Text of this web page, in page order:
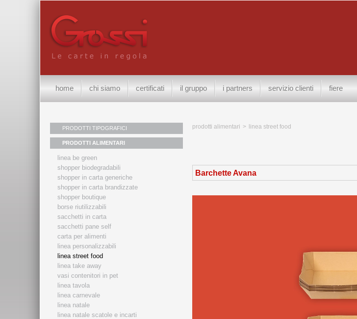
home chi siamo certificati il gruppo i partners servizio clienti fiere
PRODOTTI TIPOGRAFICI
PRODOTTI ALIMENTARI
linea be green
shopper biodegradabili
shopper in carta generiche
shopper in carta brandizzate
shopper boutique
borse riutilizzabili
sacchetti in carta
sacchetti pane self
carta per alimenti
linea personalizzabili
linea street food
linea take away
vasi contenitori in pet
linea tavola
linea carnevale
linea natale
linea natale scatole e incarti
prodotti alimentari > linea street food
Barchette Avana